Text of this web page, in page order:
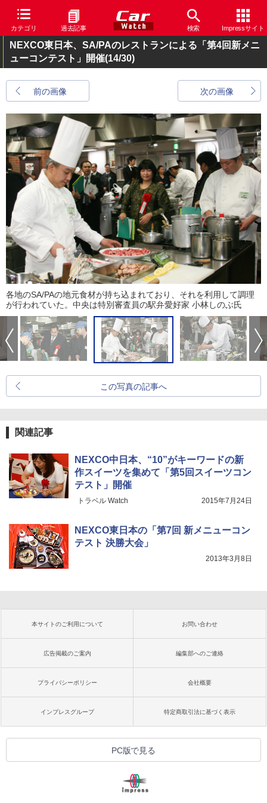
カテゴリ 過去記事 検索 Impressサイト
NEXCO東日本、SA/PAのレストランによる「第4回新メニ
ューコンテスト」開催(14/30)
前の画像 次の画像
各地のSA/PAの地元食材が持ち込まれており、それを利用して調理
が行われていた。中央は特別審査員の駅弁愛好家 小林しのぶ氏
この写真の記事へ
関連記事
NEXCO中日本、“10”がキーワードの新
作スイーツを集めて「第5回スイーツコン
テスト」開催
トラベル Watch 2015年7月24日
NEXCO東日本の「第7回 新メニューコン
テスト 決勝大会」
2013年3月8日
本サイトのご利用について お問い合わせ
広告掲載のご案内 編集部へのご連絡
プライバシーポリシー 会社概要
インプレスグループ 特定商取引法に基づく表示
PC版で見る